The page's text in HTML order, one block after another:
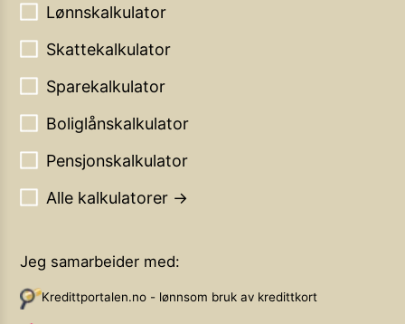
Lønnskalkulator
Skattekalkulator
Sparekalkulator
Boliglånskalkulator
Pensjonskalkulator
Alle kalkulatorer →
Jeg samarbeider med:
Kredittportalen.no - lønnsom bruk av kredittkort